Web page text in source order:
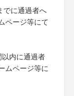
でに通過者へ
ページ等にて
内に通過者
ムページ等に